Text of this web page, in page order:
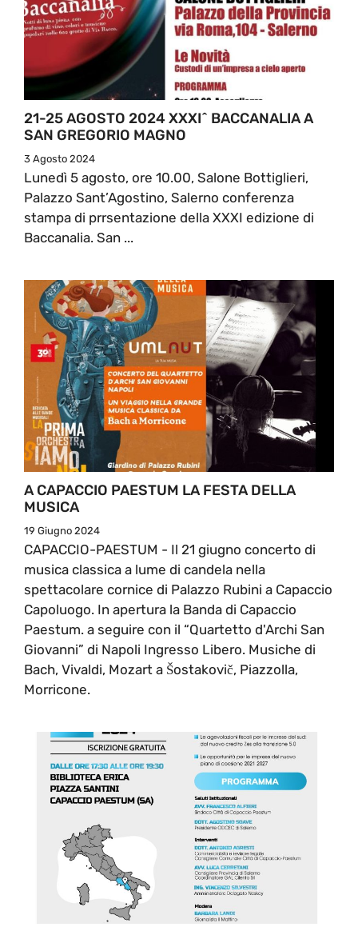
21-25 AGOSTO 2024 XXXI^ BACCANALIA A
SAN GREGORIO MAGNO
3 Agosto 2024
Lunedì 5 agosto, ore 10.00, Salone Bottiglieri,
Palazzo Sant’Agostino, Salerno conferenza
stampa di prrsentazione della XXXI edizione di
Baccanalia. San ...
A CAPACCIO PAESTUM LA FESTA DELLA
MUSICA
19 Giugno 2024
CAPACCIO-PAESTUM - Il 21 giugno concerto di
musica classica a lume di candela nella
spettacolare cornice di Palazzo Rubini a Capaccio
Capoluogo. In apertura la Banda di Capaccio
Paestum. a seguire con il “Quartetto d'Archi San
Giovanni” di Napoli Ingresso Libero. Musiche di
Bach, Vivaldi, Mozart a Šostakovič, Piazzolla,
Morricone.